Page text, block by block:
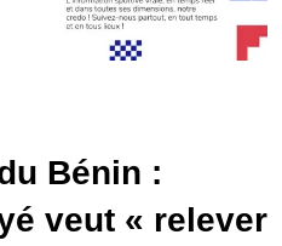
Bénin :
veut « relever